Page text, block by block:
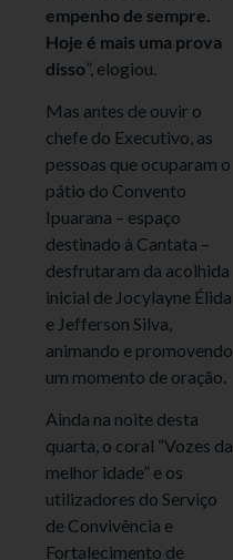
empenho de sempre.
Hoje é mais uma prova
disso”, elogiou.
Mas antes de ouvir o
chefe do Executivo, as
pessoas que ocuparam o
pátio do Convento
Ipuarana – espaço
destinado à Cantata –
desfrutaram da acolhida
inicial de Jocylayne Élida
e Jefferson Silva,
animando e promovendo
um momento de oração.
Ainda na noite desta
quarta, o coral “Vozes da
melhor idade” e os
utilizadores do Serviço
de Convivência e
Fortalecimento de